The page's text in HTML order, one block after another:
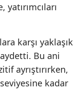
karşı yaklaşık
Bu ani
ayrıştırırken,
kadar